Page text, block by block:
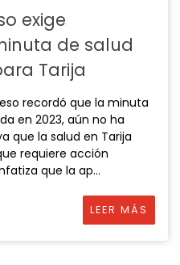
exige
de salud
Tarija
recordó que la minuta
en 2023, aún no ha
que la salud en Tarija
requiere acción
que la ap...
LEER MÁS